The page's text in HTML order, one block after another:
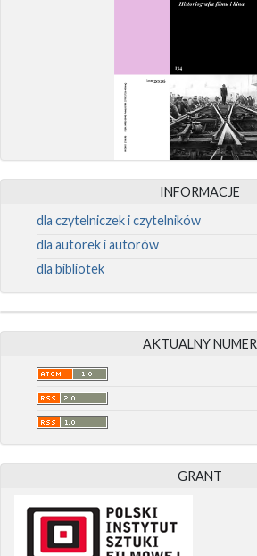
INFORMACJE
dla czytelniczek i czytelników
dla autorek i autorów
dla bibliotek
AKTUALNY NUMER
GRANT